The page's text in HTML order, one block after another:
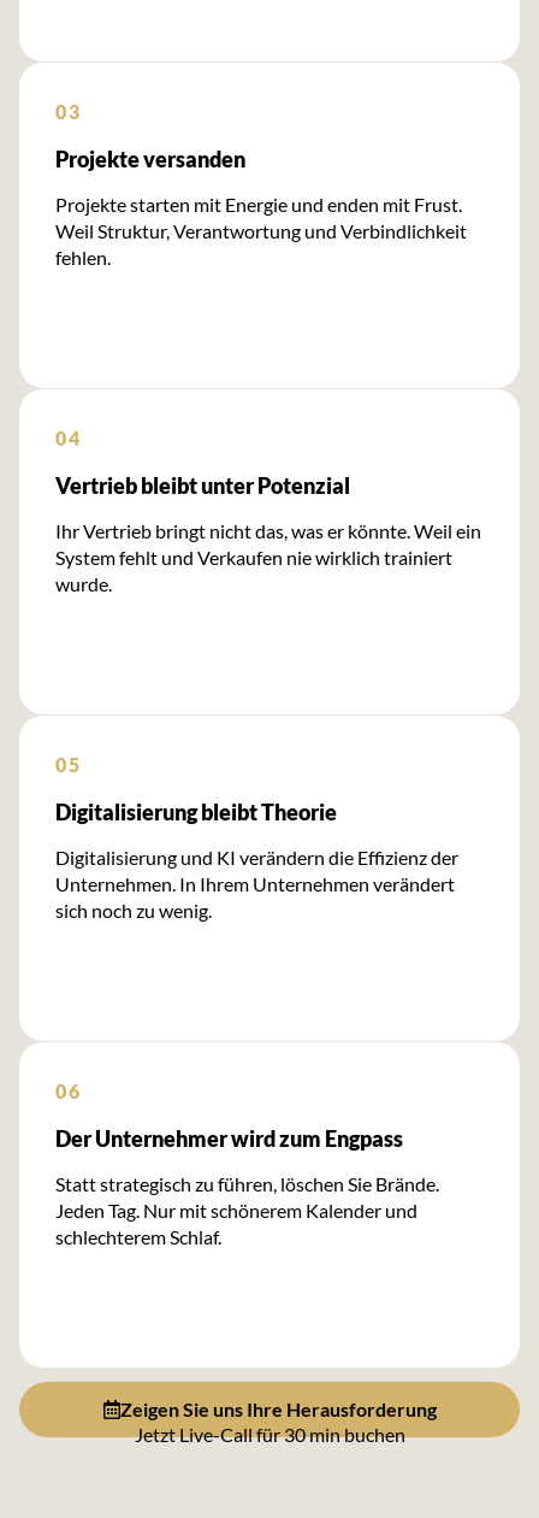
03
Projekte versanden
Projekte starten mit Energie und enden mit Frust.
Weil Struktur, Verantwortung und Verbindlichkeit
fehlen.
04
Vertrieb bleibt unter Potenzial
Ihr Vertrieb bringt nicht das, was er könnte. Weil ein
System fehlt und Verkaufen nie wirklich trainiert
wurde.
05
Digitalisierung bleibt Theorie
Digitalisierung und KI verändern die Effizienz der
Unternehmen. In Ihrem Unternehmen verändert
sich noch zu wenig.
06
Der Unternehmer wird zum Engpass
Statt strategisch zu führen, löschen Sie Brände.
Jeden Tag. Nur mit schönerem Kalender und
schlechterem Schlaf.
Zeigen Sie uns Ihre Herausforderung
Jetzt Live-Call für 30 min buchen